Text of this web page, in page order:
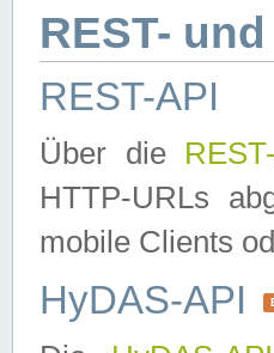
REST-
REST-API
Über die
HTTP-URLs
mobile Clients
HyDAS-API